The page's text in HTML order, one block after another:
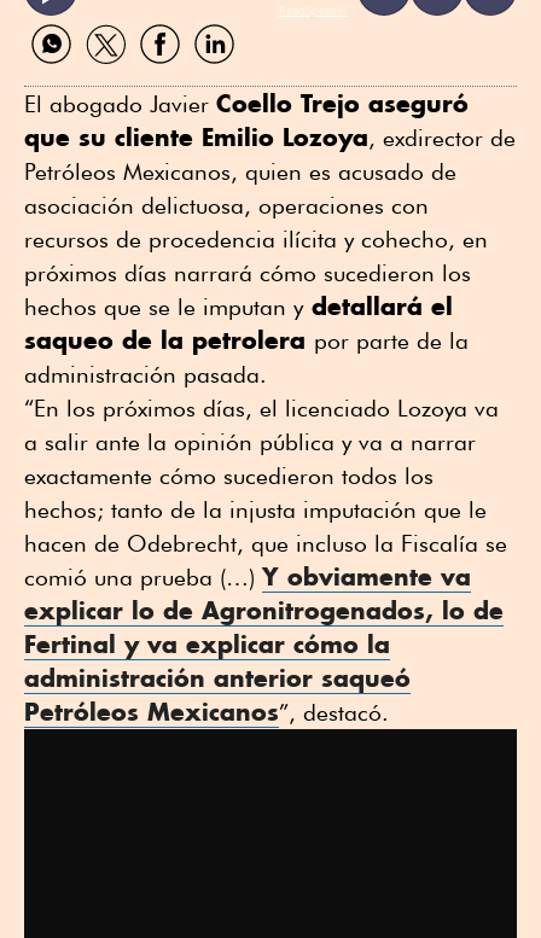
ReadSpeaker
Compartir
por
Compartir
por
Compartir
por
Compartir
por
El abogado Javier Coello Trejo aseguró
que su cliente Emilio Lozoya, exdirector de
Petróleos Mexicanos, quien es acusado de
asociación delictuosa, operaciones con
recursos de procedencia ilícita y cohecho, en
próximos días narrará cómo sucedieron los
hechos que se le imputan ydetallará el
saqueo de la petrolera por parte de la
administración pasada.
“En los próximos días, el licenciado Lozoya va
a salir ante la opinión pública y va a narrar
exactamente cómo sucedieron todos los
hechos; tanto de la injusta imputación que le
hacen de Odebrecht, que incluso la Fiscalía se
comió una prueba (…) Y obviamente va
explicar lo de Agronitrogenados, lo de
Fertinal y va explicar cómo la
administración anterior saqueó
Petróleos Mexicanos”, destacó.